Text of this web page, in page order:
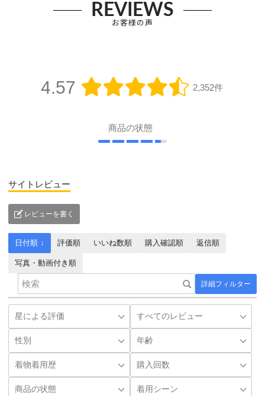
REVIEWS
お客様の声
4.57 2,352件
商品の状態
サイトレビュー
レビューを書く
詳細フィルター
日付順 ↓ 評価順 いいね数順 購入確認順 返信順
写真・動画付き順